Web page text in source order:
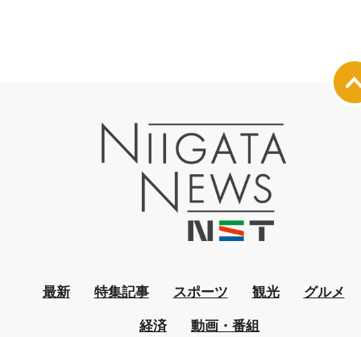
最新 特集記事 スポーツ 観光 グルメ
経済 動画・番組